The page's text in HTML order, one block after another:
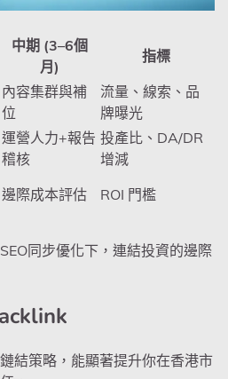
中期 (3–6個
月)
指標
內容集群與補
位
流量、線索、品
牌曝光
運營人力+報告
稽核
投產比、DA/DR
增減
邊際成本評估 ROI 門檻
同步優化下，連結投資的邊際
結策略，能顯著提升你在香港市